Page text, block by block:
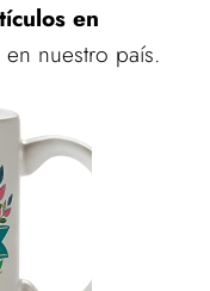
en
en nuestro país.